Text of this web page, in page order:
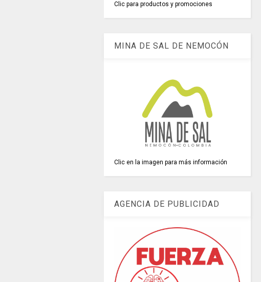
Clic para productos y promociones
MINA DE SAL DE NEMOCÓN
Clic en la imagen para más información
AGENCIA DE PUBLICIDAD